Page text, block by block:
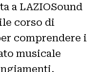
a LAZIOSound
corso di
comprendere i
musicale